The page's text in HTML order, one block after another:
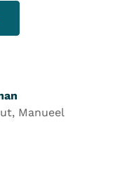
Manueel